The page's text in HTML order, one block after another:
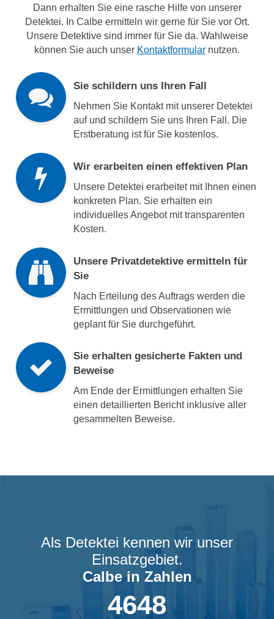
Dann erhalten Sie eine rasche Hilfe von unserer
Detektei. In Calbe ermitteln wir gerne für Sie vor Ort.
Unsere Detektive sind immer für Sie da. Wahlweise
können Sie auch unser Kontaktformular nutzen.
Sie schildern uns Ihren Fall
Nehmen Sie Kontakt mit unserer Detektei
auf und schildern Sie uns Ihren Fall. Die
Erstberatung ist für Sie kostenlos.
Wir erarbeiten einen effektiven Plan
Unsere Detektei erarbeitet mit Ihnen einen
konkreten Plan. Sie erhalten ein
individuelles Angebot mit transparenten
Kosten.
Unsere Privatdetektive ermitteln für
Sie
Nach Erteilung des Auftrags werden die
Ermittlungen und Observationen wie
geplant für Sie durchgeführt.
Sie erhalten gesicherte Fakten und
Beweise
Am Ende der Ermittlungen erhalten Sie
einen detaillierten Bericht inklusive aller
gesammelten Beweise.
Als Detektei kennen wir unser
Einsatzgebiet.
Calbein Zahlen
4648